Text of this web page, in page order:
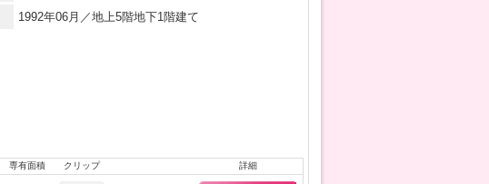
1992年06月／地上5階地下1階建て
専有面積 クリップ 詳細